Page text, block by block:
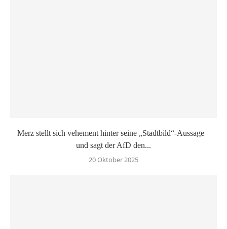
Merz stellt sich vehement hinter seine „Stadtbild“-Aussage –
und sagt der AfD den...
20 Oktober 2025